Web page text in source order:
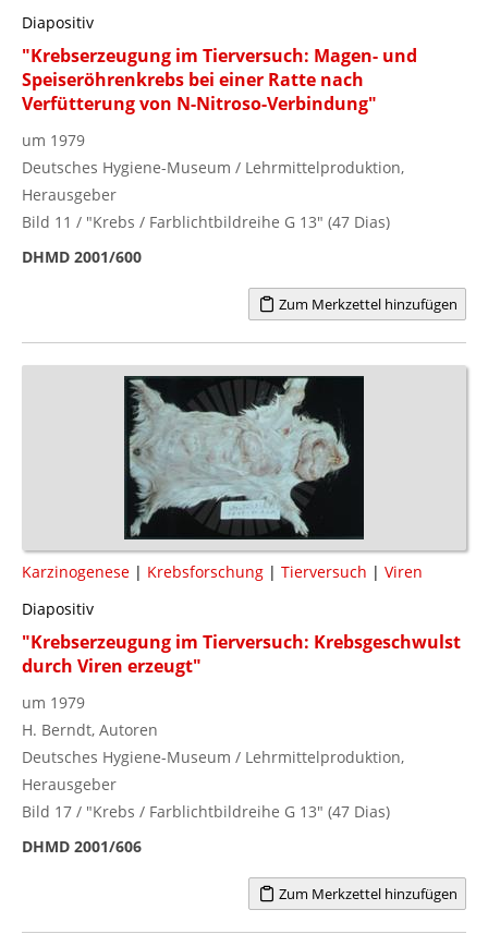
Diapositiv
"Krebserzeugung im Tierversuch: Magen- und
Speiseröhrenkrebs bei einer Ratte nach
Verfütterung von N-Nitroso-Verbindung"
um 1979
Deutsches Hygiene-Museum / Lehrmittelproduktion,
Herausgeber
Bild 11 / "Krebs / Farblichtbildreihe G 13" (47 Dias)
DHMD 2001/600
Zum Merkzettel hinzufügen
Karzinogenese | Krebsforschung | Tierversuch | Viren
Diapositiv
"Krebserzeugung im Tierversuch: Krebsgeschwulst
durch Viren erzeugt"
um 1979
H. Berndt, Autoren
Deutsches Hygiene-Museum / Lehrmittelproduktion,
Herausgeber
Bild 17 / "Krebs / Farblichtbildreihe G 13" (47 Dias)
DHMD 2001/606
Zum Merkzettel hinzufügen